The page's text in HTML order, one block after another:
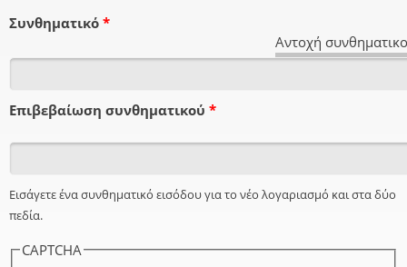
Αντοχή
Συνθηματικό *
Επιβεβαίωση συνθηματικού *
Εισάγετε ένα συνθηματικό εισόδου για το νέο λογαριασμό και στα δύο
πεδία.
CAPTCHA